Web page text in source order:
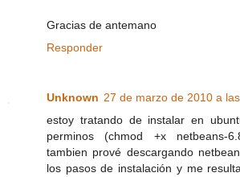
Gracias de antemano
Responder
Unknown 27 de marzo de 2010 a
estoy tratando de instalar en
perminos (chmod +x netbeans-
tambien prové descargando
los pasos de instalación y me